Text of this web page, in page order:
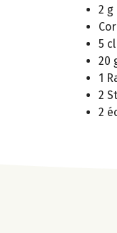
2 g
5
20
1
2
2